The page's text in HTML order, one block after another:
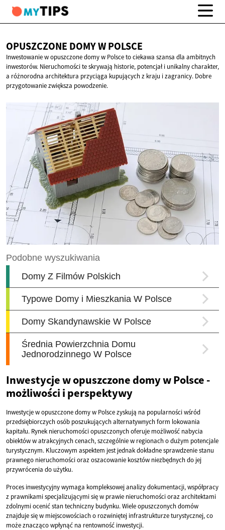
OPUSZCZONE DOMYW POLSCE
Inwestowanie w opuszczone domy w Polsce to ciekawa szansa dla ambitnych
inwestorów. Nieruchomości te skrywają historie, potencjał i unikalny charakter,
a różnorodna architektura przyciąga kupujących z kraju i zagranicy. Dobre
przygotowanie zwiększa powodzenie.
Inwestycje w opuszczone domy w Polsce -
możliwości i perspektywy
Inwestycje w opuszczone domy w Polsce zyskują na popularności wśród
przedsiębiorczych osób poszukujących alternatywnych form lokowania
kapitału. Rynek nieruchomości opuszczonych oferuje możliwość nabycia
obiektów w atrakcyjnych cenach, szczególnie w regionach o dużym potencjale
turystycznym. Kluczowym aspektem jest jednak dokładne sprawdzenie stanu
prawnego nieruchomości oraz oszacowanie kosztów niezbędnych do jej
przywrócenia do użytku.
Proces inwestycyjny wymaga kompleksowej analizy dokumentacji, współpracy
z prawnikami specjalizującymi się w prawie nieruchomości oraz architektami
zdolnymi ocenić stan techniczny budynku. Wiele opuszczonych domów
znajduje się w miejscowościach o rozwiniętej infrastrukturze turystycznej, co
może znacząco wpłynąć na rentowność inwestycji.